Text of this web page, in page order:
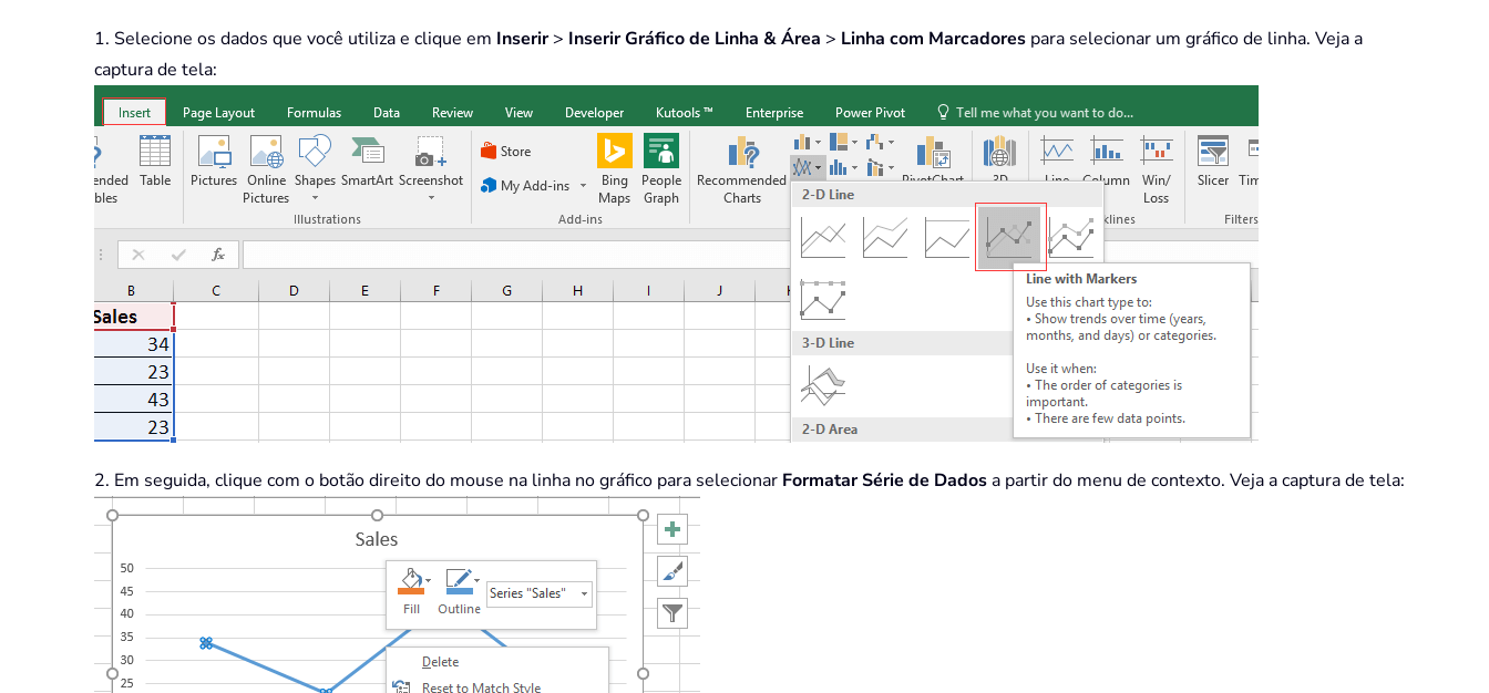
1. Selecione os dados que você utiliza e clique em Inserir> Inserir Gráfico de Linha & Área > Linha com Marcadores para selecionar um gráfico de linha. Veja a
captura de tela:
2. Em seguida, clique com o botão direito do mouse na linha no gráfico para selecionar Formatar Série de Dadosa partir do menu de contexto. Veja a captura de tela: